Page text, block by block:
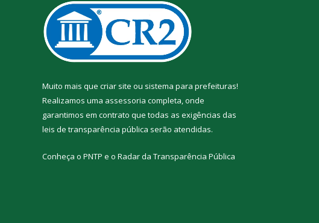
Muito mais que criar site ou sistema para prefeituras!
Realizamos uma assessoria completa, onde
garantimos em contrato que todas as exigências das
leis de transparência pública serão atendidas.
Conheça o PNTP e o Radar da Transparência Pública